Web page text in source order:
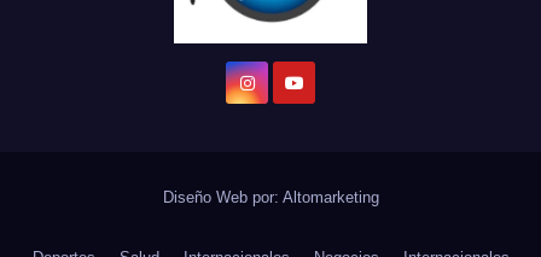
Diseño Web por: Altomarketing